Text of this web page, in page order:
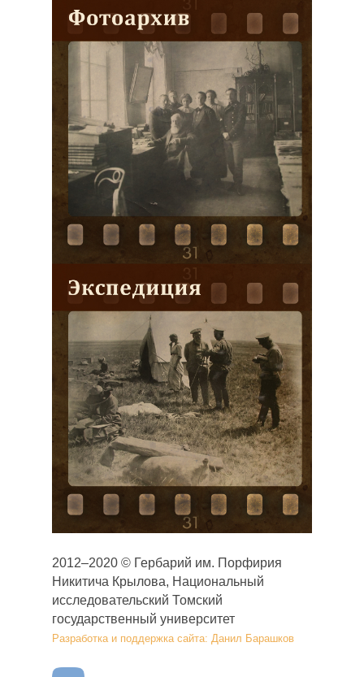
2012–2020 © Гербарий им. Порфирия
Никитича Крылова, Национальный
исследовательский Томский
государственный университет
Разработка и поддержка сайта: Данил Барашков